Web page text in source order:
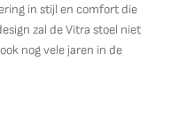
in stijl en comfort die
zal de Vitra stoel niet
nog vele jaren in de